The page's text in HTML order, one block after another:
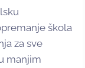
škola
za sve
manjim